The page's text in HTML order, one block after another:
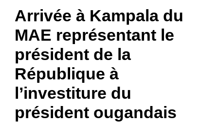
Arrivée à Kampala du
MAE représentant le
président de la
République à
l’investiture du
président ougandais